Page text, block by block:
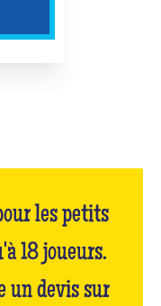
les petits
18 joueurs.
un devis sur